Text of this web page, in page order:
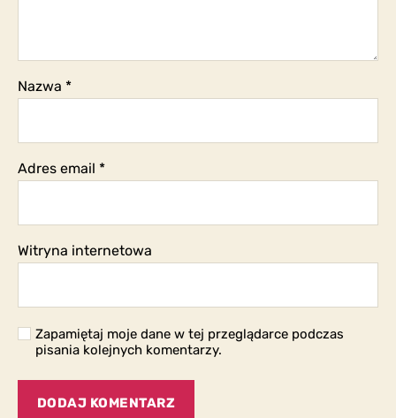
Nazwa *
Adres email *
Witryna internetowa
Zapamiętaj moje dane w tej przeglądarce podczas
pisania kolejnych komentarzy.